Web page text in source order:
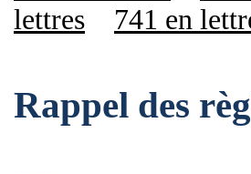
lettres
741 en
Rappel des